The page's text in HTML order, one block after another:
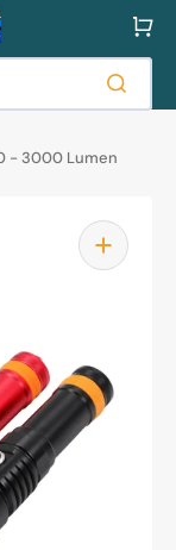
Cart
- 3000 Lumen